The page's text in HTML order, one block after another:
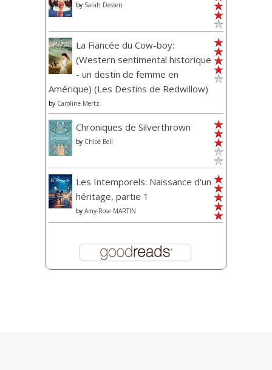
by Sarah Dessen
La Fiancée du Cow-boy:
(Western sentimental historique
- un destin de femme en
Amérique) (Les Destins de Redwillow)
by Caroline Mertz
Chroniques de Silverthrown
by Chloé Bell
Les Intemporels: Naissance d'un
héritage, partie 1
by Amy-Rose MARTIN